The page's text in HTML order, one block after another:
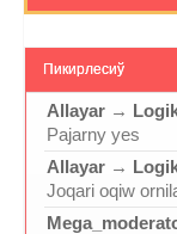
Пикирлесиў
Allayar →
Pajarny yes
Allayar →
Joqari oqiw